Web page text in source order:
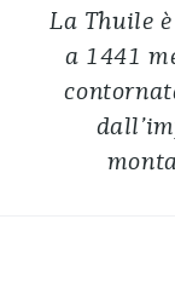
La Thuile
a 1441